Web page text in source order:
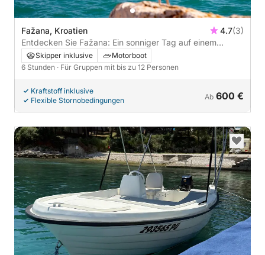
Fažana, Kroatien 4.7(3)
Entdecken Sie Fažana: Ein sonniger Tag auf einem
Motorboot
Skipper inklusive
Motorboot
6 Stunden · Für Gruppen mit bis zu 12 Personen
Kraftstoff inklusive
Flexible Stornobedingungen
Ab 600 €